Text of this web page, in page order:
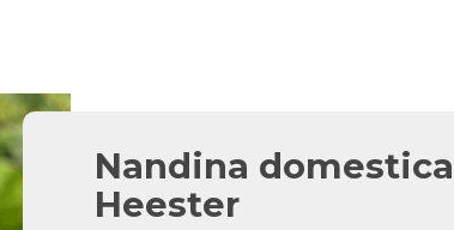
Nandina
Heester